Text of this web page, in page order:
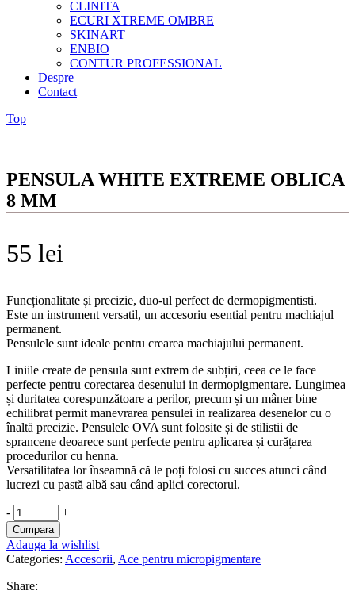
CLINITA
ECURI XTREME OMBRE
SKINART
ENBIO
CONTUR PROFESSIONAL
Despre
Contact
Top
PENSULA WHITE EXTREME OBLICA
8 MM
55 lei
Funcționalitate și precizie, duo-ul perfect de dermopigmentisti.
Este un instrument versatil, un accesoriu esential pentru machiajul
permanent.
Pensulele sunt ideale pentru crearea machiajului permanent.
Liniile create de pensula sunt extrem de subțiri, ceea ce le face
perfecte pentru corectarea desenului in dermopigmentare. Lungimea
și duritatea corespunzătoare a perilor, precum și un mâner bine
echilibrat permit manevrarea pensulei in realizarea desenelor cu o
înaltă precizie. Pensulele OVA sunt folosite și de stilistii de
sprancene deoarece sunt perfecte pentru aplicarea și curățarea
procedurilor cu henna.
Versatilitatea lor înseamnă că le poți folosi cu succes atunci când
lucrezi cu pastă albă sau când aplici corectorul.
PENSULA
WHITE
EXTREME
OBLICA
8
MM
- +
Cumpara
Adauga la wishlist
Categories: Accesorii, Ace pentru micropigmentare
Share: